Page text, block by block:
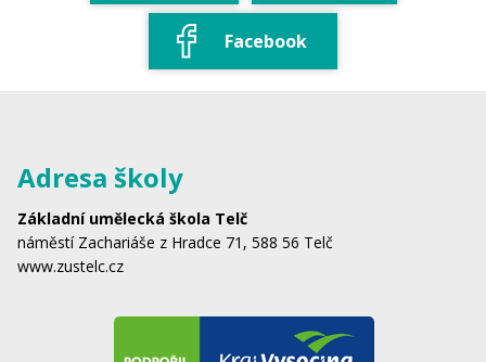
Facebook
Adresa školy
Základní umělecká škola Telč
náměstí Zachariáše z Hradce 71, 588 56 Telč
www.zustelc.cz